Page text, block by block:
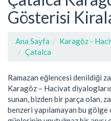
Gösterisi
Ana Sayfa
Karagöz -
Çatalca
Ramazan eğlencesi denildiği
Karagöz – Hacivat
sunan, bizden bir parça olan,
benzeri yapılamayan bu